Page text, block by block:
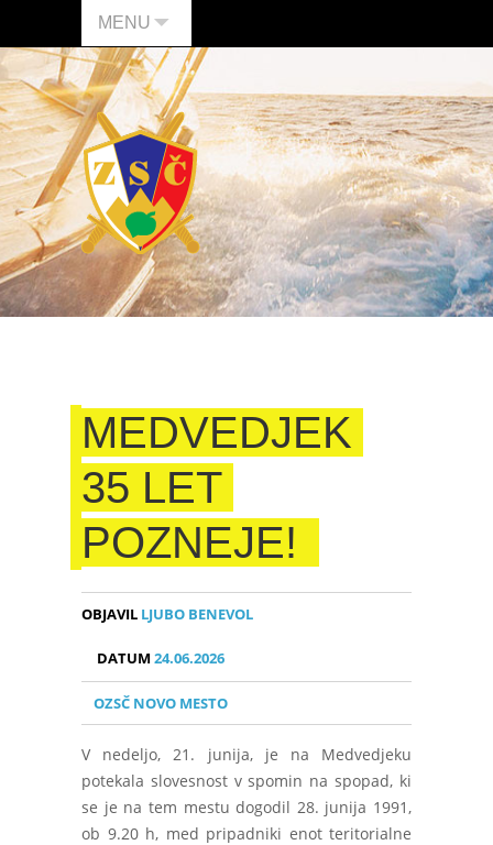
MENU
MEDVEDJEK
35 LET
POZNEJE!
OBJAVIL LJUBO BENEVOL
DATUM24.06.2026
OZSČ NOVO MESTO
V nedeljo, 21. junija, je na Medvedjeku
potekala slovesnost v spomin na spopad, ki
se je na tem mestu dogodil 28. junija 1991,
ob 9.20 h, med pripadniki enot teritorialne